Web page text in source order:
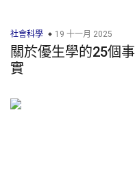
社會科學 19 十一月 2025
關於優生學的25個事
實